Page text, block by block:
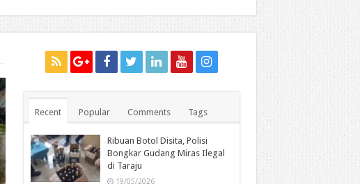
Recent Popular Comments Tags
Ribuan Botol Disita, Polisi
Bongkar Gudang Miras Ilegal
di Taraju
19/05/2026